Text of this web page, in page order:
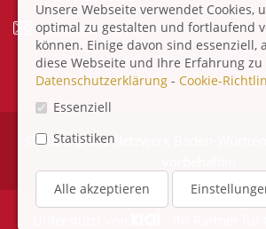
info@china-bw.net
© 2026 China Netzwerk Baden-
Unsere Webseite verwendet Cookies,
optimal zu gestalten und fortlaufend
können. Einige davon sind essenziell,
diese Webseite und Ihre Erfahrung zu
Datenschutzerklärung - Cookie-
Essenziell
Statistiken
Alle akzeptieren